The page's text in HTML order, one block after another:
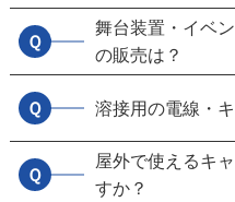
Ｑ
舞台装置・イベ
の販売は？
Ｑ 溶接用の電線・
Ｑ
屋外で使えるキ
すか？